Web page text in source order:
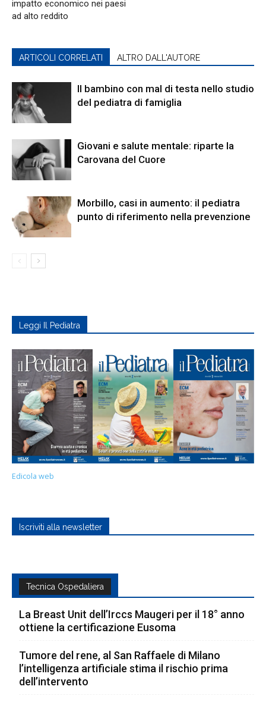
impatto economico nei paesi
ad alto reddito
ARTICOLI CORRELATI ALTRO DALL'AUTORE
Il bambino con mal di testa nello studio
del pediatra di famiglia
Giovani e salute mentale: riparte la
Carovana del Cuore
Morbillo, casi in aumento: il pediatra
punto di riferimento nella prevenzione
Leggi Il Pediatra
Edicola web
Iscriviti alla newsletter
Tecnica Ospedaliera
La Breast Unit dell’Irccs Maugeri per il 18° anno
ottiene la certificazione Eusoma
Tumore del rene, al San Raffaele di Milano
l’intelligenza artificiale stima il rischio prima
dell’intervento